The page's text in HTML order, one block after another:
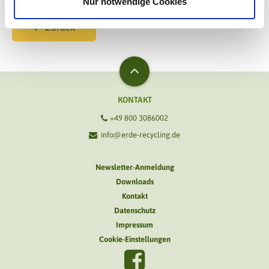
Zurück
KONTAKT
+49 800 3086002
info@erde-recycling.de
Newsletter-Anmeldung
Downloads
Kontakt
Datenschutz
Impressum
Cookie-Einstellungen